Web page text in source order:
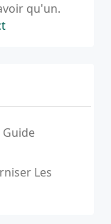
qu'un.
Guide
Les